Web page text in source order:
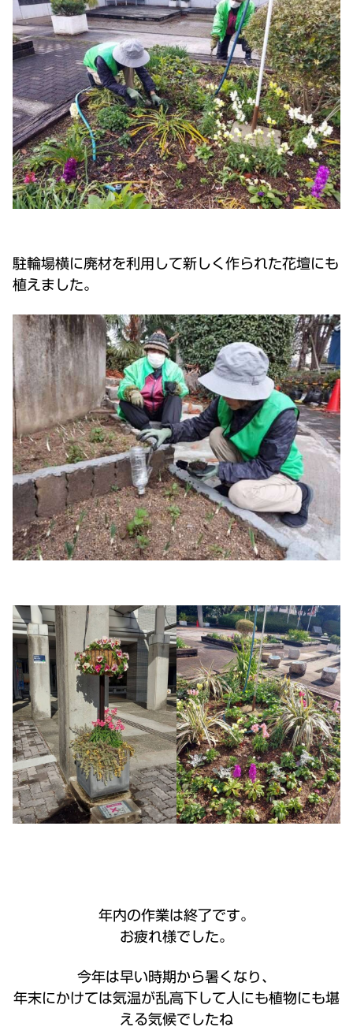
駐輪場横に廃材を利用して新しく作られた花壇にも
植えました。
年内の作業は終了です。
お疲れ様でした。
今年は早い時期から暑くなり、
年末にかけては気温が乱高下して人にも植物にも堪
える気候でしたね